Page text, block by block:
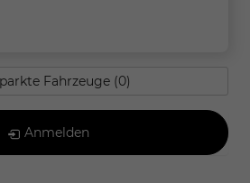
Fahrzeuge (0)
Anmelden